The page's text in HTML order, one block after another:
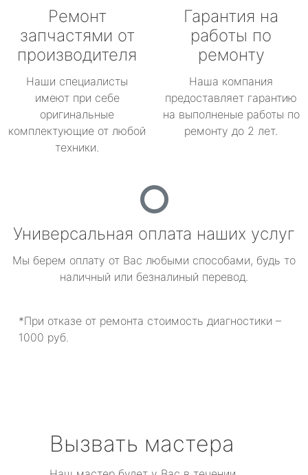
Ремонт
запчастями от
производителя
Наши специалисты
имеют при себе
оригинальные
комплектующие от любой
техники.
Гарантия на
работы по
ремонту
Наша компания
предоставляет гарантию
на выполненые работы по
ремонту до 2 лет.
Универсальная оплата наших услуг
Мы берем оплату от Вас любыми способами, будь то
наличный или безналиный перевод.
*При отказе от ремонта стоимость диагностики –
1000 руб.
Вызвать мастера